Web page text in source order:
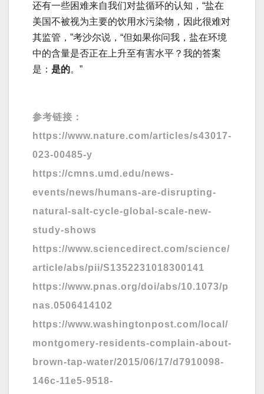
还有一些困难来自我们对盐循环的认知，“盐在
美国不被视为主要的饮用水污染物，因此很难对
其监管，”考沙尔说，“但如果你问我，盐在环境
中的含量是否正在上升至有害水平？我的答案
是： 是的。”
参考链接：
https://www.nature.com/articles/s43017-
023-00485-y
https://cmns.umd.edu/news-
events/news/humans-are-disrupting-
natural-salt-cycle-global-scale-new-
study-shows
https://www.sciencedirect.com/science/
article/abs/pii/S1352231018300141
https://www.pnas.org/doi/abs/10.1073/p
nas.0506414102
https://www.washingtonpost.com/local/
montgomery-residents-complain-about-
brown-tap-water/2015/06/17/d7910098-
146c-11e5-9518-